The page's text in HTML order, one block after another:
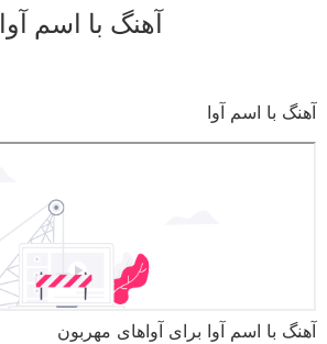
آهنگ با اسم آوا
آهنگ با اسم آوا
آهنگ با اسم آوا برای آواهای مهربون